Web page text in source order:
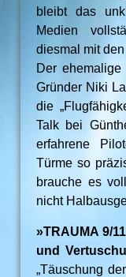
bleibt das
Medien
diesmal mit
Der
Gründer Niki
die
Talk bei
erfahrene
Türme so
brauche es
nicht
»TRAUMA 9/
und
„Täuschung